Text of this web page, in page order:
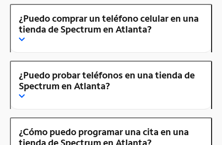
¿Puedo comprar un teléfono celular en una
tienda de Spectrum en Atlanta?
¿Puedo probar teléfonos en una tienda de
Spectrum en Atlanta?
¿Cómo puedo programar una cita en una
tienda de Spectrum en Atlanta?